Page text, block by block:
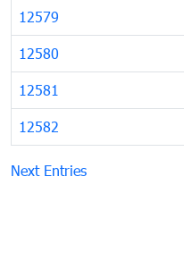
12579
12580
12581
12582
Next Entries